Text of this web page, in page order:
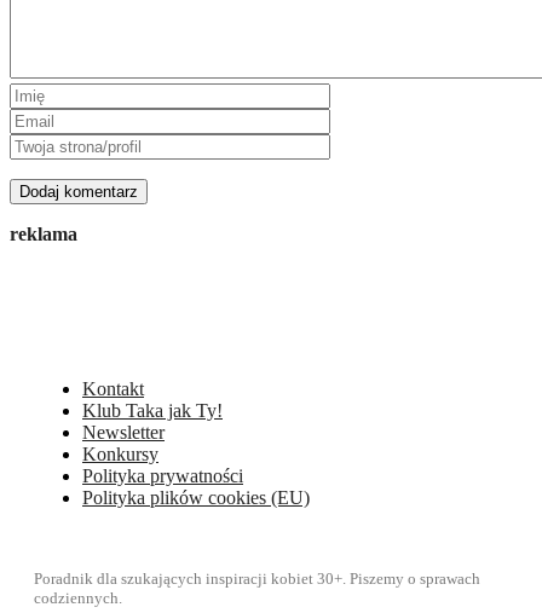
reklama
Kontakt
Klub Taka jak Ty!
Newsletter
Konkursy
Polityka prywatności
Polityka plików cookies (EU)
Poradnik dla szukających inspiracji kobiet 30+. Piszemy o sprawach
codziennych.